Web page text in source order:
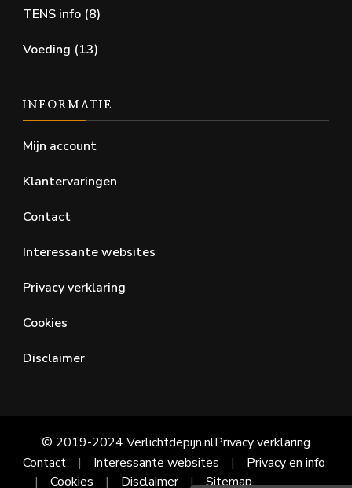
TENS info (8)
Voeding (13)
INFORMATIE
Mijn account
Klantervaringen
Contact
Interessante websites
Privacy verklaring
Cookies
Disclaimer
© 2019-2024 Verlichtdepijn.nlPrivacy verklaring
Contact
Interessante websites
Privacy en info
Cookies
Disclaimer Sitemap